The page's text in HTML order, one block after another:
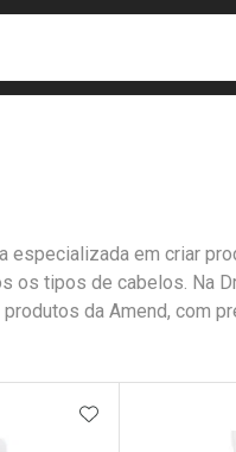
especializada em criar
os tipos de cabelos. Na
da Amend, com
ADICIONAR